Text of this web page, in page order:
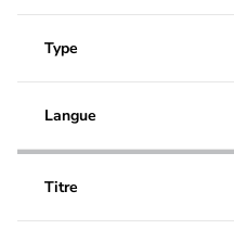
Type
Langue
Titre